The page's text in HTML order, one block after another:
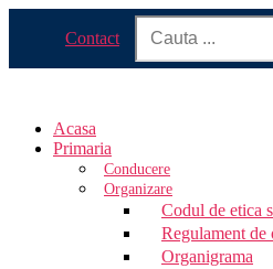
Contact
Acasa
Primaria
Conducere
Organizare
Codul de etica
Regulament de
Organigrama